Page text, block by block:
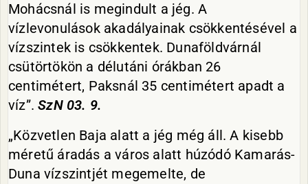
Mohácsnál is megindult a jég. A
vízlevonulások akadályainak csökkentésével a
vízszintek is csökkentek. Dunaföldvárnál
csütörtökön a délutáni órákban 26
centimétert, Paksnál 35 centimétert apadt a
víz”.SzN03. 9.
„Közvetlen Baja alatt a jég még áll. A kisebb
méretű áradás a város alatt húzódó Kamarás-
Duna vízszintjét megemelte, de